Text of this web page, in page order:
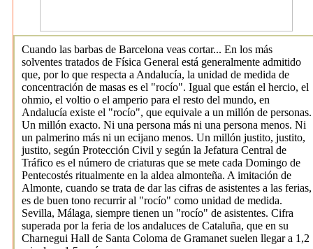
Cuando las barbas de Barcelona veas cortar... En los más
solventes tratados de Física General está generalmente admitido
que, por lo que respecta a Andalucía, la unidad de medida de
concentración de masas es el "rocío". Igual que están el hercio, el
ohmio, el voltio o el amperio para el resto del mundo, en
Andalucía existe el "rocío", que equivale a un millón de personas.
Un millón exacto. Ni una persona más ni una persona menos. Ni
un palmerino más ni un ecijano menos. Un millón justito, justito,
justito, según Protección Civil y según la Jefatura Central de
Tráfico es el número de criaturas que se mete cada Domingo de
Pentecostés ritualmente en la aldea almonteña. A imitación de
Almonte, cuando se trata de dar las cifras de asistentes a las ferias,
es de buen tono recurrir al "rocío" como unidad de medida.
Sevilla, Málaga, siempre tienen un "rocío" de asistentes. Cifra
superada por la feria de los andaluces de Cataluña, que en su
Charnegui Hall de Santa Coloma de Gramanet suelen llegar a 1,2